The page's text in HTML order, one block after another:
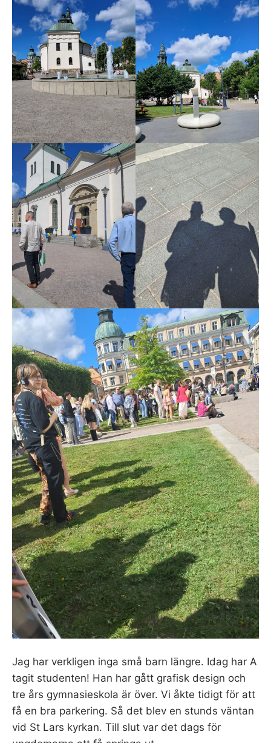
Jag har verkligen inga små barn längre. Idag har A
tagit studenten! Han har gått grafisk design och
tre års gymnasieskola är över. Vi åkte tidigt för att
få en bra parkering. Så det blev en stunds väntan
vid St Lars kyrkan. Till slut var det dags för